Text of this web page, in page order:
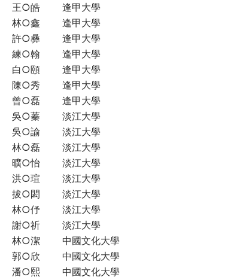
王○皓 逢甲大學
林○鑫 逢甲大學
許○彝 逢甲大學
練○翰 逢甲大學
白○頤 逢甲大學
陳○秀 逢甲大學
曾○磊 逢甲大學
吳○蓁 淡江大學
吳○諭 淡江大學
林○磊 淡江大學
曠○怡 淡江大學
洪○瑄 淡江大學
拔○閎 淡江大學
林○伃 淡江大學
謝○祈 淡江大學
林○潔 中國文化大學
郭○欣 中國文化大學
潘○熙 中國文化大學